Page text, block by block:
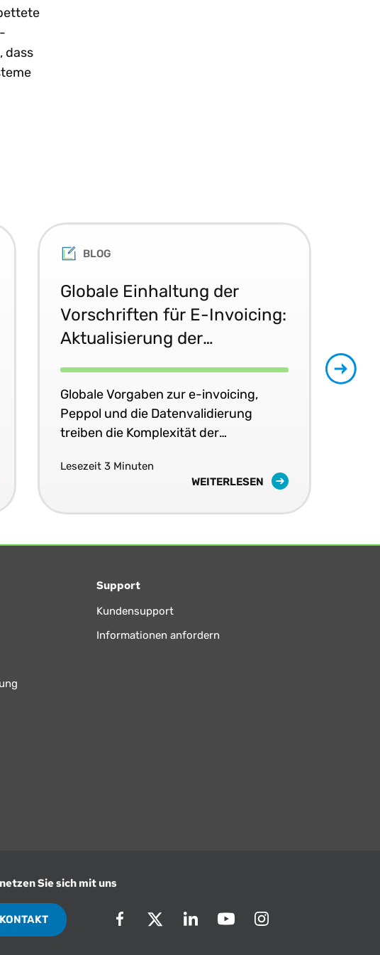
dass
BLOG
Globale Einhaltung der
Vorschriften für E-Invoicing:
Aktualisierung der
Bestimmungen im Juni 2026
Globale Vorgaben zur e-invoicing,
Peppol und die Datenvalidierung
treiben die Komplexität der
Lesezeit 3 Minuten
WEITERLESEN
Support
Kundensupport
Informationen anfordern
Sie sich mit uns
KONTAKT